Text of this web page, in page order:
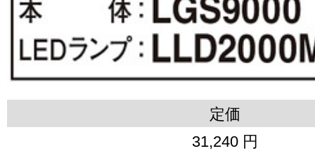
定価
31,240 円